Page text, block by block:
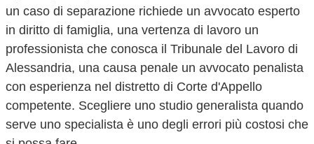
un caso di separazione richiede un avvocato esperto
in diritto di famiglia, una vertenza di lavoro un
professionista che conosca il Tribunale del Lavoro di
Alessandria, una causa penale un avvocato penalista
con esperienza nel distretto di Corte d'Appello
competente. Scegliere uno studio generalista quando
serve uno specialista è uno degli errori più costosi che